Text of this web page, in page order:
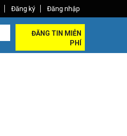
Đăng ký Đăng nhập
ĐĂNG TIN MIỄN
PHÍ